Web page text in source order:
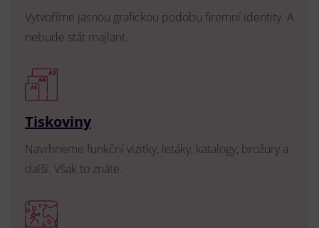
Vytvoříme jasnou grafickou podobu firemní identity. A
nebude stát majlant.
Tiskoviny
Navrhneme funkční vizitky, letáky, katalogy, brožury a
další. Však to znáte.